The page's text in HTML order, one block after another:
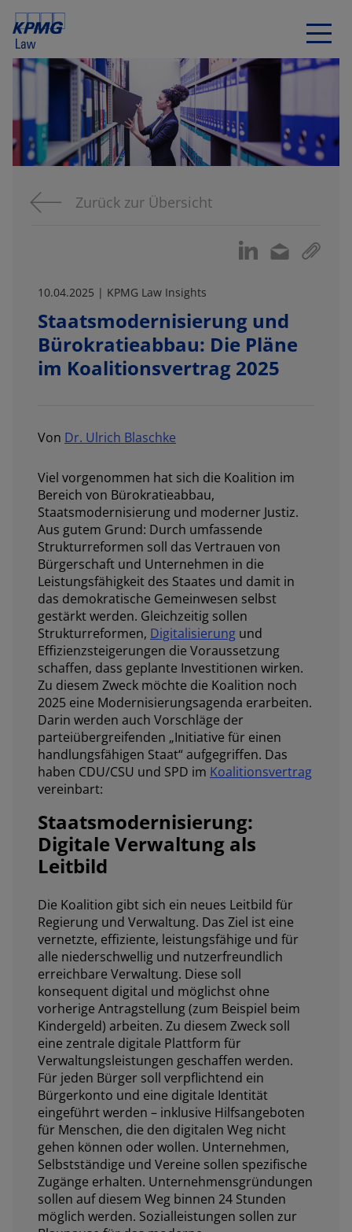
Zurück zur Übersicht
10.04.2025 | KPMG Law Insights
Staatsmodernisierung und
Bürokratieabbau: Die Pläne
im Koalitionsvertrag 2025
Von Dr. Ulrich Blaschke
Viel vorgenommen hat sich die Koalition im
Bereich von Bürokratieabbau,
Staatsmodernisierung und moderner Justiz.
Aus gutem Grund: Durch umfassende
Strukturreformen soll das Vertrauen von
Bürgerschaft und Unternehmen in die
Leistungsfähigkeit des Staates und damit in
das demokratische Gemeinwesen selbst
gestärkt werden. Gleichzeitig sollen
Strukturreformen, Digitalisierung und
Effizienzsteigerungen die Voraussetzung
schaffen, dass geplante Investitionen wirken.
Zu diesem Zweck möchte die Koalition noch
2025 eine Modernisierungsagenda erarbeiten.
Darin werden auch Vorschläge der
parteiübergreifenden „Initiative für einen
handlungsfähigen Staat“ aufgegriffen. Das
haben CDU/CSU und SPD im Koalitionsvertrag
vereinbart:
Staatsmodernisierung:
Digitale Verwaltung als
Leitbild
Die Koalition gibt sich ein neues Leitbild für
Regierung und Verwaltung. Das Ziel ist eine
vernetzte, effiziente, leistungsfähige und für
alle niederschwellig und nutzerfreundlich
erreichbare Verwaltung. Diese soll
konsequent digital und möglichst ohne
vorherige Antragstellung (zum Beispiel beim
Kindergeld) arbeiten. Zu diesem Zweck soll
eine zentrale digitale Plattform für
Verwaltungsleistungen geschaffen werden.
Für jeden Bürger soll verpflichtend ein
Bürgerkonto und eine digitale Identität
eingeführt werden – inklusive Hilfsangeboten
für Menschen, die den digitalen Weg nicht
gehen können oder wollen. Unternehmen,
Selbstständige und Vereine sollen spezifische
Zugänge erhalten. Unternehmensgründungen
sollen auf diesem Weg binnen 24 Stunden
möglich werden. Sozialleistungen sollen zur